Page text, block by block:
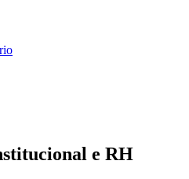
e RH